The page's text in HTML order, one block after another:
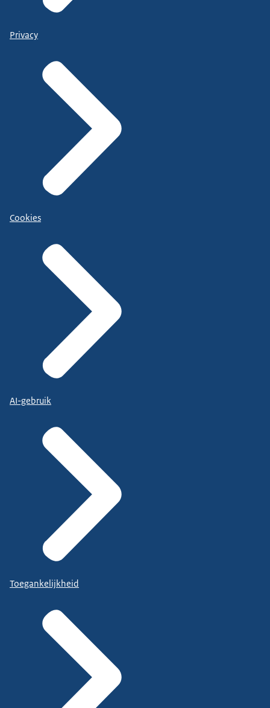
Privacy
Cookies
AI-gebruik
Toegankelijkheid